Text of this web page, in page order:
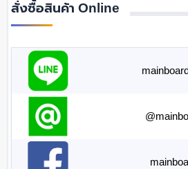
สั่งซื้อสินค้า Online